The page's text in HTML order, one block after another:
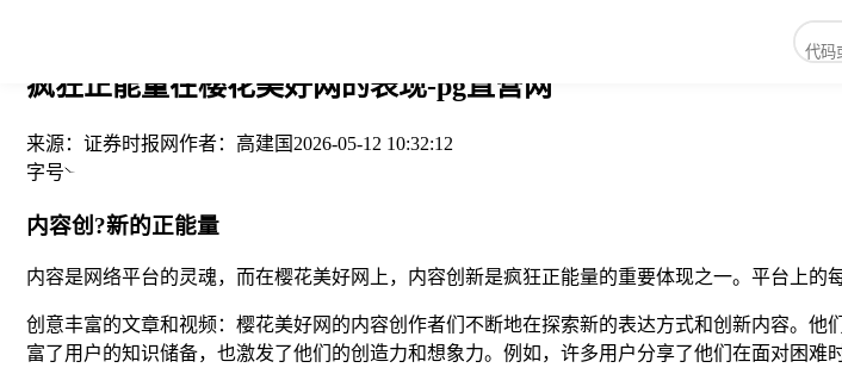
疯狂正能量在樱花美好网的表现-pg直营网
来源： 证券时报网作者： 高建国 2026-05-12 10:32:12
字号
内容创?新的正能量
内容是网络平台的灵魂，而在樱花美好网上，内容创新是疯狂正能量的重要体现之一。平台上的
创意丰富的文章和视频：樱花美好网的内容创作者们不断地在探索新的表达方式和创新内容。
富了用户的知识储备，也激发了他们的创造力和想象力。例如，许多用户分享了他们在面对困难